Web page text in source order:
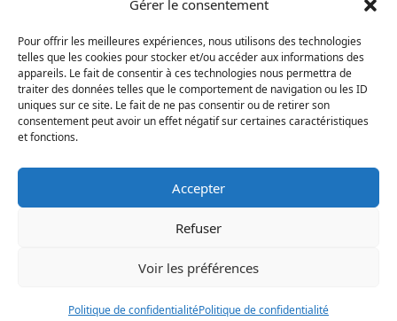
Gérer le consentement
Pour offrir les meilleures expériences, nous utilisons des technologies
telles que les cookies pour stocker et/ou accéder aux informations des
appareils. Le fait de consentir à ces technologies nous permettra de
traiter des données telles que le comportement de navigation ou les ID
uniques sur ce site. Le fait de ne pas consentir ou de retirer son
consentement peut avoir un effet négatif sur certaines caractéristiques
et fonctions.
Accepter
Refuser
Voir les préférences
Politique de confidentialitéPolitique de confidentialité
Charente-Maritime : la directrice de la police nationale,
Incendie à la gare de La Rochelle : près de 20 m² de
toiture brûlés, l’origine accidentelle privilégiée
Nina Métayer : « Voir mes boulangeries à La Rochelle
et mon salon de thé à l’île de Ré, c’est un rêve qui se
réalise »
L’actualité locale en continu à La Rochelle et en Charente-